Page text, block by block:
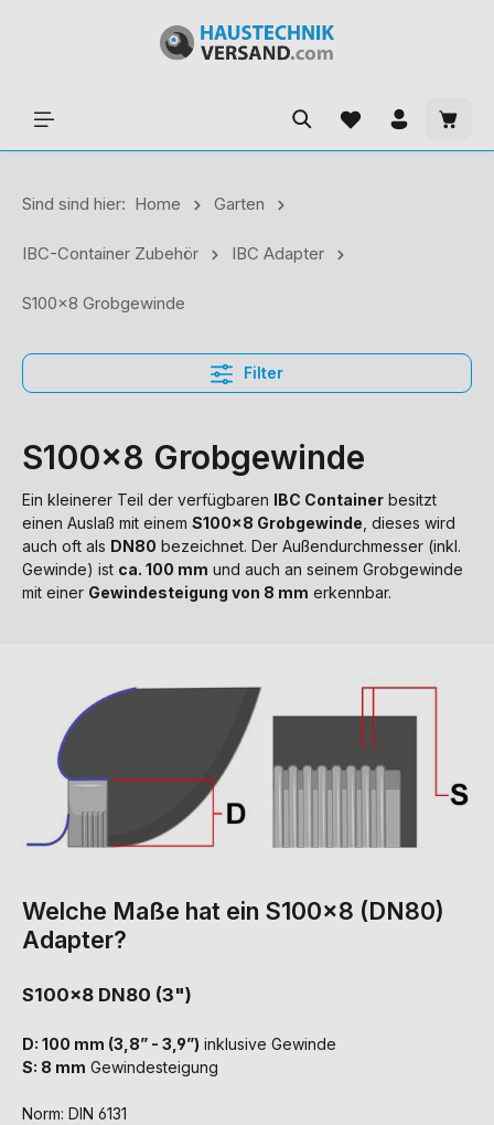
Sind sind hier: Home Garten
IBC-Container Zubehör IBC Adapter
S100x8 Grobgewinde
Filter
S100x8 Grobgewinde
Ein kleinerer Teil der verfügbaren IBC Container besitzt
einen Auslaß mit einem S100x8 Grobgewinde , dieses wird
auch oft als DN80 bezeichnet. Der Außendurchmesser (inkl.
Gewinde) ist ca. 100 mm und auch an seinem Grobgewinde
mit einer Gewindesteigung von 8 mm erkennbar.
Welche Maße hat ein S100x8 (DN80)
Adapter?
S100x8 DN80 (3")
D: 100 mm (3,8” - 3,9”) inklusive Gewinde
S: 8 mm Gewindesteigung
Norm: DIN 6131